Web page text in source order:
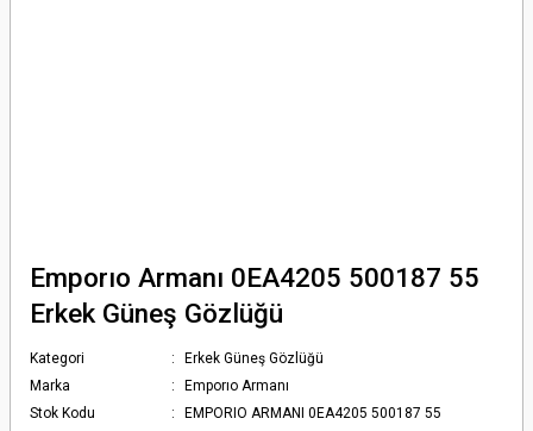
Emporıo Armanı 0EA4205 500187 55
Erkek Güneş Gözlüğü
Kategori
Erkek Güneş Gözlüğü
Marka
Emporıo Armanı
Stok Kodu
EMPORIO ARMANI 0EA4205 500187 55